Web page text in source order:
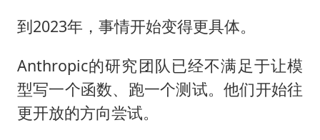
到2023年，事情开始变得更具体。
Anthropic的研究团队已经不满足于让模
型写一个函数、跑一个测试。他们开始往
更开放的方向尝试。